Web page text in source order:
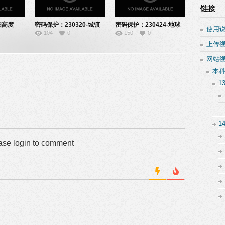
高度
密码保护：230320-城镇
化-10200306
104 0
密码保护：230424-地球
运动的地理意
150 0
login to comment
链接
使用
上传
网站
本